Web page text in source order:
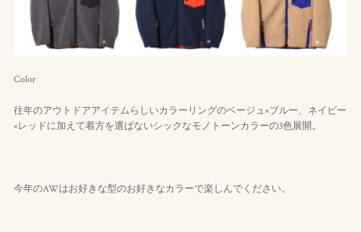
Color
往年のアウトドアアイテムらしいカラーリングのベージュ×ブルー、ネイビー
×レッドに加えて着方を選ばないシックなモノトーンカラーの3色展開。
今年のAWはお好きな型のお好きなカラーで楽しんでください。